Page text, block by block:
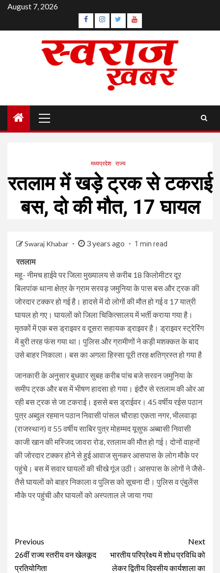
Skip
content
August 7, 2026
Facebook
Instagram
TwitterYouTube
Menu
मध्यप्रदेश राज्य
रतलाम में खड़े ट्रक से टकराई
बस, दो की मौत, 17 घायल
Swaraj Khabar 3 years ago 1 min read
रतलाम
महू- नीमच हाईवे पर जिला मुख्यालय से करीब 18 किलोमीटर दूर
बिलपांक थाना क्षेत्र के ग्राम सरवड़ जमुनिया के पास बस और ट्रक की
जोरदार टक्कर हो गई है। हादसे में दो लोगों की मौत हो गई व 17 यात्री
घायल हो गए। घायलों को जिला चिकित्सालय में भर्ती कराया गया है।
मृतकों में एक बस ड्राइवर व दूसरा सहायक ड्राइवर है। ड्राइवर स्ट्रेरिंग
में बुरी तरह फंस गया था। पुलिस और ग्रामीणों ने कड़ी मशक्कत के बाद
उसे बाहर निकाला। बस का अगला हिस्सा पूरी तरह क्षतिग्रस्त हो गया है
जानकारी के अनुसार बुधवार सुबह करीब पांच बजे सरवन जमुनिया के
समीप ट्रक और बस में भीषण हादसा हो गया। इंदौर से रतलाम की ओर आ
रही बस ट्रक से जा टकराई। इससे बस ड्राईवर। 45 वर्षीय रईस पठान
पुत्र अब्दुल रहमान पठान निवासी पांसल चौराहा एकता नगर, भीलवाड़ा
(राजस्थान) व 55 वर्षीय साबिर पुत्र मोहम्मद यूसुफ अब्बासी निवासी
काजी खान की मस्जिद जावरा रोड, रतलाम की मौत हो गई। दोनों वाहनों
की जोरदार टक्कर होने से हुई आवाज सुनकर आसपास के लोग मौके पर
पहुंचे। बस में सवार घायलों की चीखे गूंज उठी। आसपास के लोगों ने जैसे-
तैसे घायलों को बाहर निकाला व पुलिस को सूचना दी। पुलिस व एंबुलेंस
मौके पर पहुंची और घायलों को अस्पताल ले जाया गया
Continue
Reading
Previous
26वीं राज्य स्तरीय वन खेलकूद
प्रतियोगिता
Next
भारतीय परिप्रेक्ष्य में शोध प्रविधि को
लेकर द्वितीय दिवसीय कार्यशाला का